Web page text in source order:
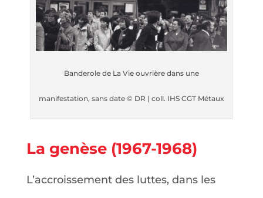
Banderole de La Vie ouvrière dans une
manifestation, sans date © DR | coll. IHS CGT Métaux
La genèse (1967-1968)
L’accroissement des luttes, dans les